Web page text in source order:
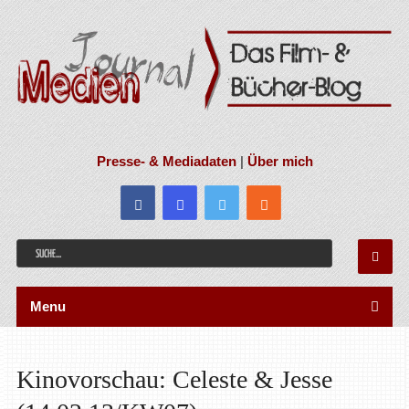
Presse- & Mediadaten|Über mich
Menu
Kinovorschau: Celeste & Jesse